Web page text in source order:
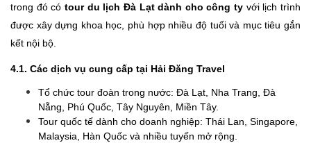
trong đó có tour du lịch Đà Lạt dành cho công ty với lịch trình
được xây dựng khoa học, phù hợp nhiều độ tuổi và mục tiêu gắn
kết nội bộ.
4.1. Các dịch vụ cung cấp tại Hải Đăng Travel
Tổ chức tour đoàn trong nước: Đà Lạt, Nha Trang, Đà
Nẵng, Phú Quốc, Tây Nguyên, Miền Tây.
Tour quốc tế dành cho doanh nghiệp: Thái Lan, Singapore,
Malaysia, Hàn Quốc và nhiều tuyến mở rộng.